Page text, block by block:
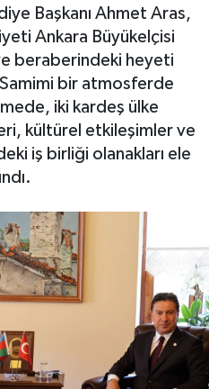
Başkanı Ahmet Aras,
Ankara Büyükelçisi
beraberindeki heyeti
Samimi bir atmosferde
iki kardeş ülke
kültürel etkileşimler ve
iş birliği olanakları ele